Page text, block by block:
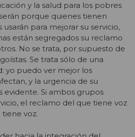
y la salud para los pobres
porque quienes tienen
para mejorar su servicio,
están segregados su reclamo
No se trata, por supuesto de
Se trata sólo de una
yo puedo ver mejor los
y la urgencia de su
evidente. Si ambos grupos
el reclamo del que tiene voz
voz.